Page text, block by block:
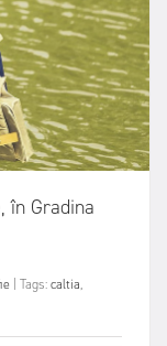
în Gradina
Tags:caltia,